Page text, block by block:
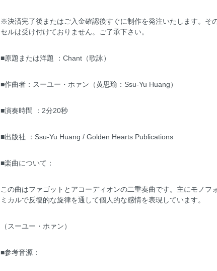
※決済完了後またはご入金確認後すぐに制作を発注いたします。そ
セルは受け付けておりません。ご了承下さい。
■原題または洋題 ：Chant（歌詠）
■作曲者：スーユー・ホァン（黄思瑜：Ssu-Yu Huang）
■演奏時間 ：2分20秒
■出版社 ：Ssu-Yu Huang / Golden Hearts Publications
■楽曲について：
この曲はファゴットとアコーディオンの二重奏曲です。主にモノフ
ミカルで反復的な旋律を通して個人的な感情を表現しています。
（スーユー・ホァン）
■参考音源：